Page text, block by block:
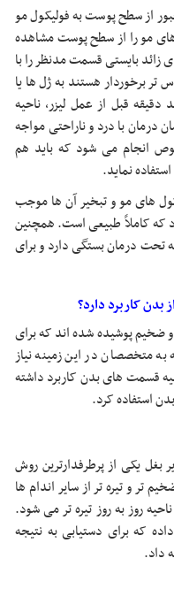
از سطح پوست به فولیکول مو
مو را از سطح پوست مشاهده
زائد بایستی قسمت مدنظر را با
برخوردار هستند به ژل ها یا
قبل از عمل لیزر، ناحیه
درمان با درد و ناراحتی مواجه
انجام می شود که باید هم
نماید.
های مو و تبخیر آن ها موجب
که کاملاً طبیعی است. همچنین
تحت درمان بستگی دارد و برای
بدن کاربرد دارد؟
ضخیم پوشیده شده اند که برای
متخصصان در این زمینه نیاز
قسمت های بدن کاربرد داشته
استفاده کرد.
بغل یکی از پرطرفدارترین روش
تر و تیره تر از سایر اندام ها
روز به روز تیره تر می شود.
که برای دستیابی به نتیجه